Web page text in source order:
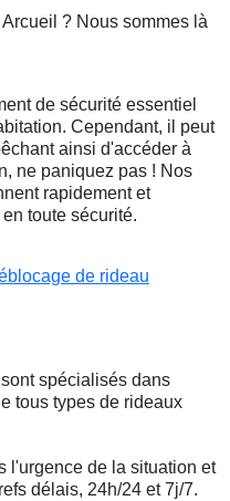
? Nous sommes là
de sécurité essentiel
Cependant, il peut
ainsi d'accéder à
ne paniquez pas ! Nos
rapidement et
toute sécurité.
de rideau
spécialisés dans
tous types de rideaux
l'urgence de la situation et
délais, 24h/24 et 7j/7.